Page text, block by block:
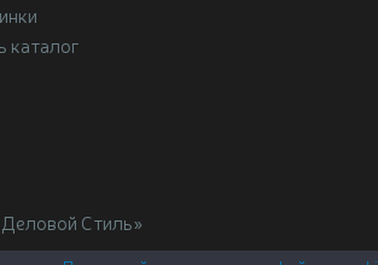
каталог
Стиль»